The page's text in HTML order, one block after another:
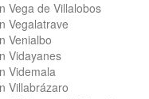
Vega de Villalobos
Vegalatrave
Venialbo
Vidayanes
Videmala
Villabrázaro